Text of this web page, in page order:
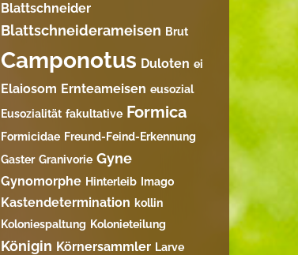
Blattschneider
Blattschneiderameisen Brut
Camponotus Duloten ei
Elaiosom Ernteameisen eusozial
Eusozialität fakultative Formica
Formicidae Freund-Feind-Erkennung
Gaster Granivorie Gyne
Gynomorphe Hinterleib Imago
Kastendetermination kollin
Koloniespaltung Kolonieteilung
Königin Körnersammler Larve